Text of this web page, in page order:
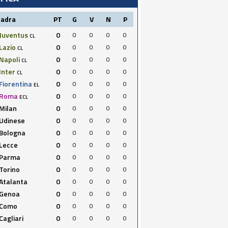
PT G V N P
Juventus CL 0 0 0 0
0
Lazio CL 0 0 0 0
0
Napoli CL 0 0 0 0
0
Inter CL 0 0 0 0
0
Fiorentina EL 0 0 0 0
0
Roma ECL 0 0 0 0
0
Milan 0 0 0 0
0
Udinese 0 0 0 0
0
Bologna 0 0 0 0
0
Lecce 0 0 0 0
0
Parma 0 0 0 0
0
Torino 0 0 0 0
0
0 0 0 0
0
Genoa 0 0 0 0
0
Como 0 0 0 0
0
Cagliari 0 0 0 0
0